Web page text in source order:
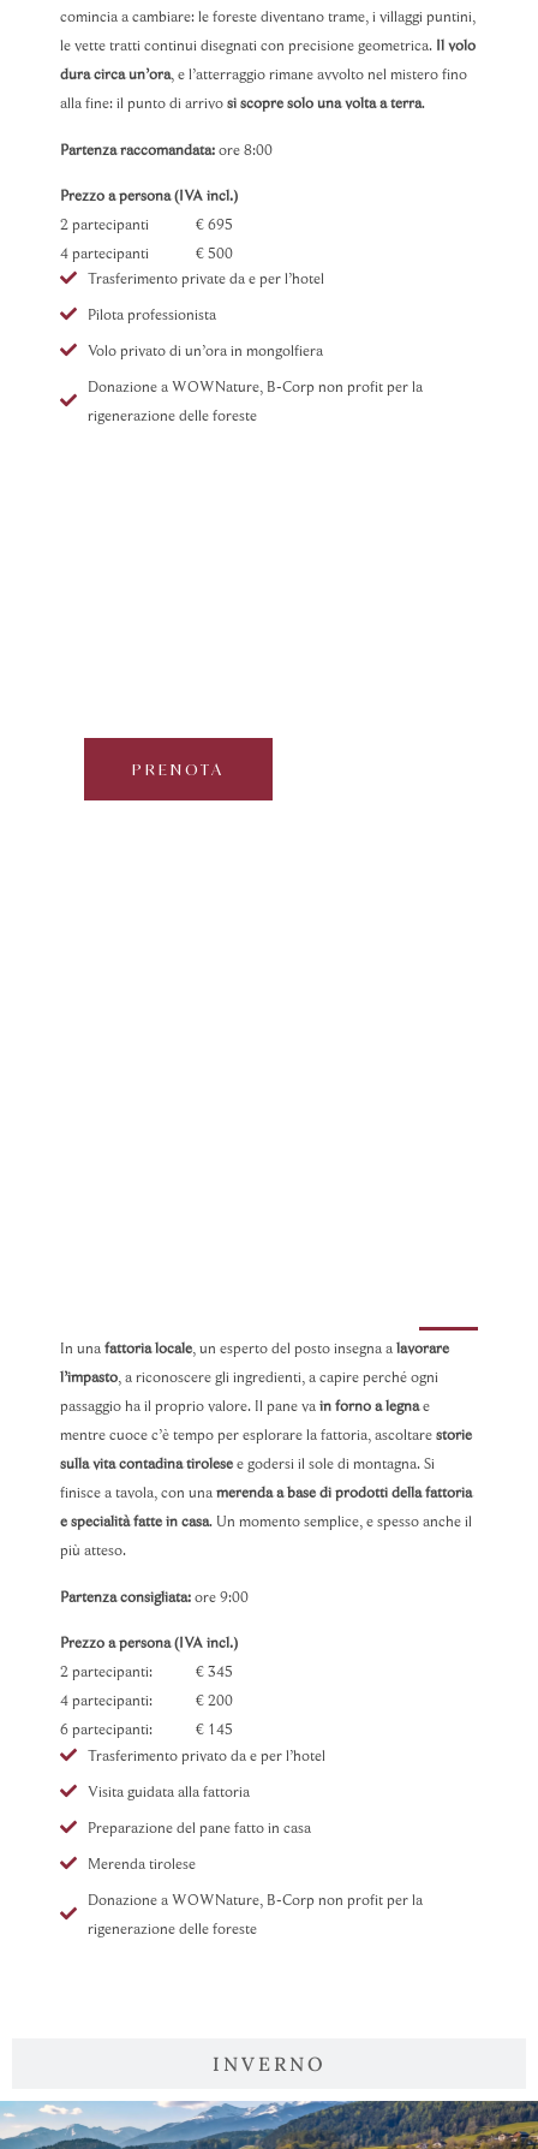
INVERNO
comincia a cambiare: le foreste diventano trame, i villaggi puntini,
le vette tratti continui disegnati con precisione geometrica. Il volo
dura circa un’ora, e l’atterraggio rimane avvolto nel mistero fino
alla fine: il punto di arrivosi scopre solo una volta a terra.
Partenza raccomandata:ore 8:00
Prezzo a persona (IVA incl.)
2 partecipanti € 695
4 partecipanti € 500
Trasferimento private da e per l’hotel
Pilota professionista
Volo privato di un’ora in mongolfiera
Donazione a WOWNature, B-Corp non profit per la
rigenerazione delle foreste
In unafattoria locale, un esperto del posto insegna alavorare
l’impasto, a riconoscere gli ingredienti, a capire perché ogni
passaggio ha il proprio valore. Il pane vain forno a legnae
mentre cuoce c’è tempo per esplorare la fattoria, ascoltarestorie
sulla vita contadina tirolesee godersi il sole di montagna. Si
finisce a tavola, con unamerenda a base di prodotti della fattoria
e specialità fatte in casa. Un momento semplice, e spesso anche il
più atteso.
Partenza consigliata:ore 9:00
Prezzo a persona (IVA incl.)
2 partecipanti: € 345
4 partecipanti: € 200
6 partecipanti: € 145
Trasferimento privato da e per l’hotel
Visita guidata alla fattoria
Preparazione del pane fatto in casa
Merenda tirolese
Donazione a WOWNature, B-Corp non profit per la
rigenerazione delle foreste
PRENOTA